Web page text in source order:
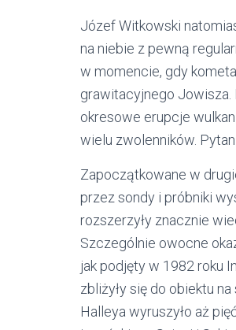
Józef Witkowski
na niebie z pewną
w momencie, gdy
grawitacyjnego
okresowe erupcje
wielu zwolenników.
Zapoczątkowane w
przez sondy i próbniki
rozszerzyły znacznie
Szczególnie owocne
jak podjęty w 1982 roku
zbliżyły się do obiektu
Halleya wyruszyło aż